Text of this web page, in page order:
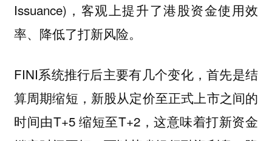
Issuance)，客观上提升了港股资金使用效
率、降低了打新风险。
FINI系统推行后主要有几个变化，首先是结
算周期缩短，新股从定价至正式上市之间的
时间由T+5 缩短至T+2，这意味着打新资金